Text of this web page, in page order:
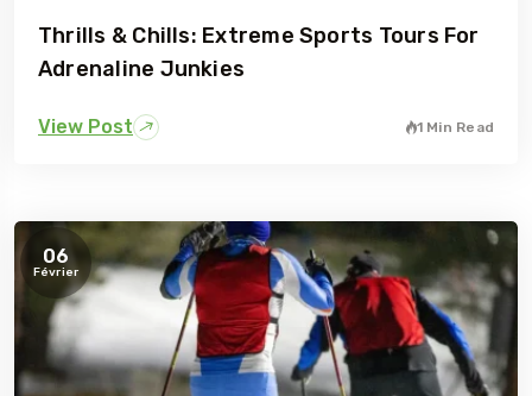
Thrills & Chills: Extreme Sports Tours For
Adrenaline Junkies
View Post 1 Min Read
06
Février